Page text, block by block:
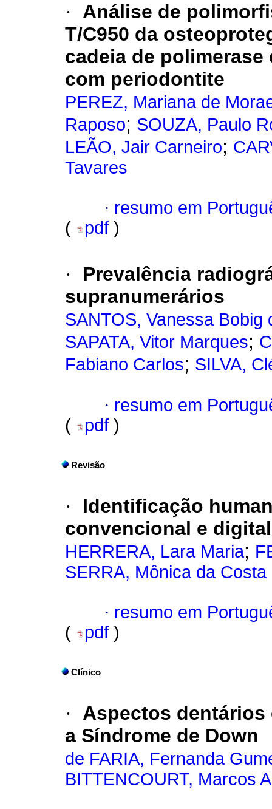
·
Análise de
T/C950 da
cadeia de
com periodontite
PEREZ, Mariana de
Raposo; SOUZA, Paulo
LEÃO, Jair Carneiro;
Tavares
· resumo em
(
pdf )
·
Prevalência
supranumerários
SANTOS, Vanessa Bobig
SAPATA, Vitor Marques;
Fabiano Carlos; SILVA,
· resumo em
(
pdf )
Revisão
·
Identificação
convencional e digital
HERRERA, Lara Maria;
SERRA, Mônica da Costa
· resumo em
(
pdf )
Clínico
·
Aspectos dentários
a Síndrome de Down
de FARIA, Fernanda
BITTENCOURT, Marcos